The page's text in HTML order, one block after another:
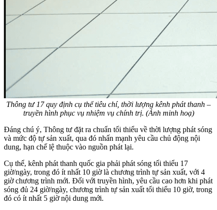
Thông tư 17 quy định cụ thể tiêu chí, thời lượng kênh phát thanh –
truyền hình phục vụ nhiệm vụ chính trị. (Ảnh minh hoạ)
Đáng chú ý, Thông tư đặt ra chuẩn tối thiểu về thời lượng phát sóng
và mức độ tự sản xuất, qua đó nhấn mạnh yêu cầu chủ động nội
dung, hạn chế lệ thuộc vào nguồn phát lại.
Cụ thể, kênh phát thanh quốc gia phải phát sóng tối thiểu 17
giờ/ngày, trong đó ít nhất 10 giờ là chương trình tự sản xuất, với 4
giờ chương trình mới. Đối với truyền hình, yêu cầu cao hơn khi phát
sóng đủ 24 giờ/ngày, chương trình tự sản xuất tối thiểu 10 giờ, trong
đó có ít nhất 5 giờ nội dung mới.